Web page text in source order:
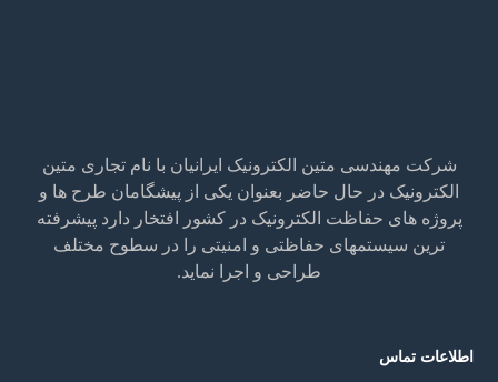
شرکت مهندسی متین الکترونیک ایرانیان با نام تجاری متین
الکترونیک در حال حاضر بعنوان یکی از پیشگامان طرح ها و
پروژه های حفاظت الکترونیک در کشور افتخار دارد پیشرفته
ترین سیستمهای حفاظتی و امنیتی را در سطوح مختلف
طراحی و اجرا نماید.
اطلاعات تماس